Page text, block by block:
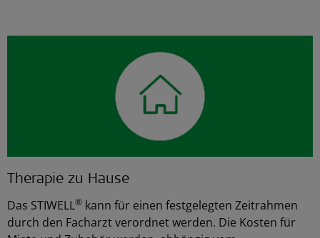
Therapie zu Hause
Das STIWELL® kann für einen festgelegten Zeitrahmen
durch den Facharzt verordnet werden. Die Kosten für